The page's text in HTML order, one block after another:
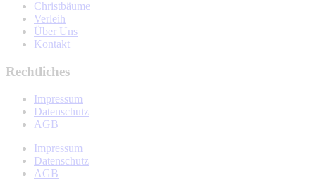
Christbäume
Verleih
Über Uns
Kontakt
Rechtliches
Impressum
Datenschutz
AGB
Impressum
Datenschutz
AGB